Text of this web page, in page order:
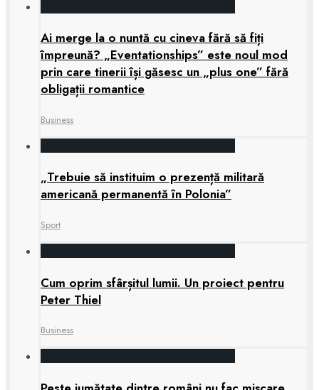
Ai merge la o nuntă cu cineva fără să fiți
împreună? „Eventationships” este noul mod
prin care tinerii își găsesc un „plus one” fără
obligații romantice
Business
„Trebuie să instituim o prezență militară
americană permanentă în Polonia”
Sport
Cum oprim sfârșitul lumii. Un proiect pentru
Peter Thiel
Business